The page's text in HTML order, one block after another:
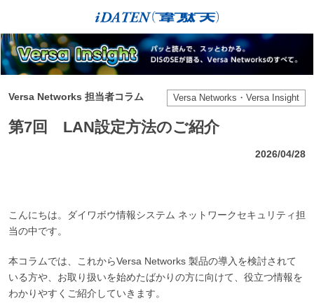
Versa Networks 担当者コラム Versa Networks・Versa Insight
第7回 LAN設定方法のご紹介
2026/04/28
こんにちは。ダイワボウ情報システム ネットワークセキュリティ担
当の中です。
本コラムでは、これからVersa Networks 製品の導入を検討されて
いる方や、お取り扱いを始めたばかりの方に向けて、役立つ情報を
わかりやすくご紹介していきます。